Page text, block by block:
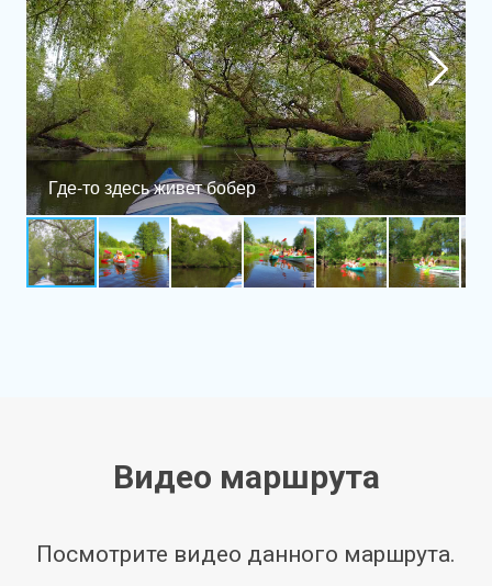
Где-то здесь живет бобер
Видео маршрута
Посмотрите видео данного маршрута.